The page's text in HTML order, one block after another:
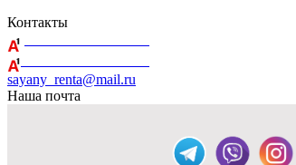
Контакты
sayany_renta@mail.ru
Наша почта